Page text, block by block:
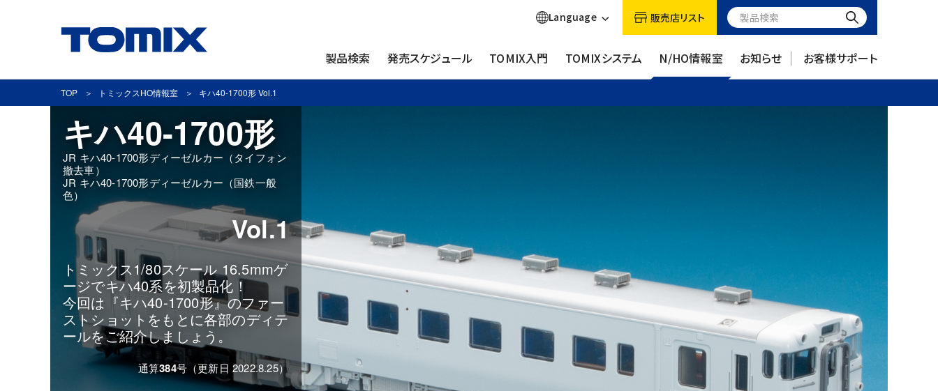
製品検索 発売スケジュール TOMIX入門 TOMIXシステム N/HO情報室 お知らせ お客様サポート
Language 販売店リスト
TOP トミックスHO情報室 キハ40-1700形 Vol.1
キハ40-1700形
JR キハ40-1700形ディーゼルカー（タイフォン
撤去車）
JR キハ40-1700形ディーゼルカー（国鉄一般
色）
Vol.1
トミックス1/80スケール 16.5mmゲ
ージでキハ40系を初製品化！
今回は『キハ40-1700形』のファー
ストショットをもとに各部のディテ
ールをご紹介しましょう。
通算384号（更新日 2022.8.25）